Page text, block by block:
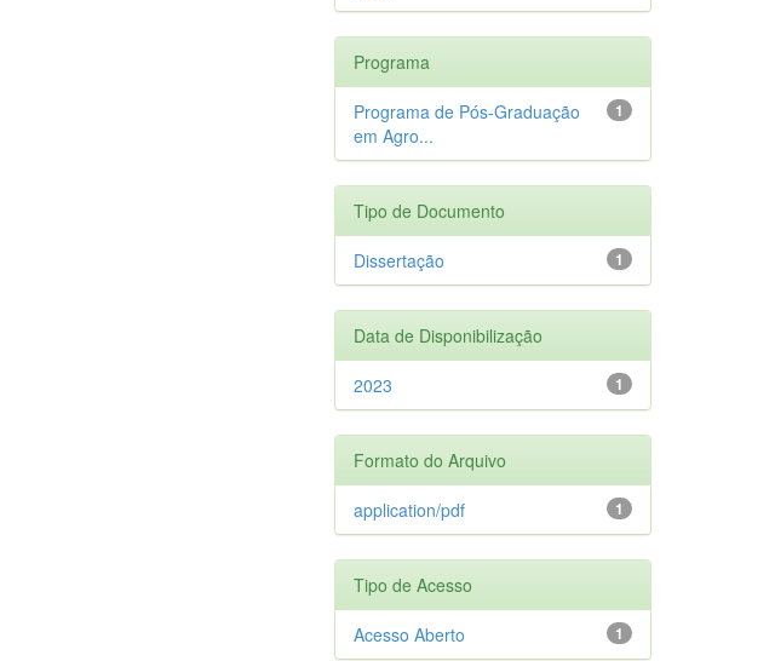
Programa
1
Programa de Pós-Graduação
em Agro...
Tipo de Documento
1
Dissertação
Data de Disponibilização
1
2023
Formato do Arquivo
1
application/pdf
Tipo de Acesso
1
Acesso Aberto